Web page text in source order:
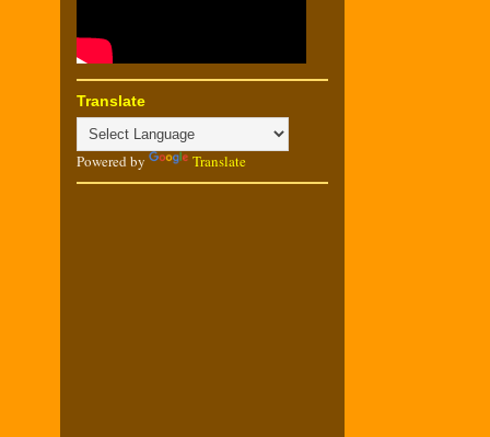
Translate
Powered by Translate